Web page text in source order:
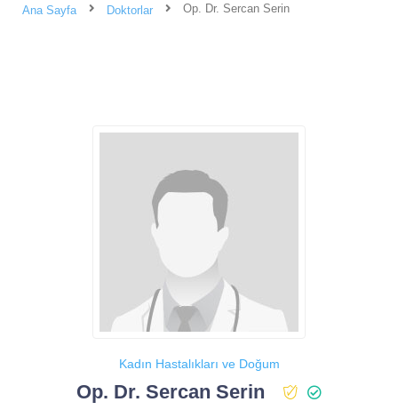
Ana Sayfa Doktorlar Op. Dr. Sercan Serin
Kadın Hastalıkları ve Doğum
Op. Dr. Sercan Serin